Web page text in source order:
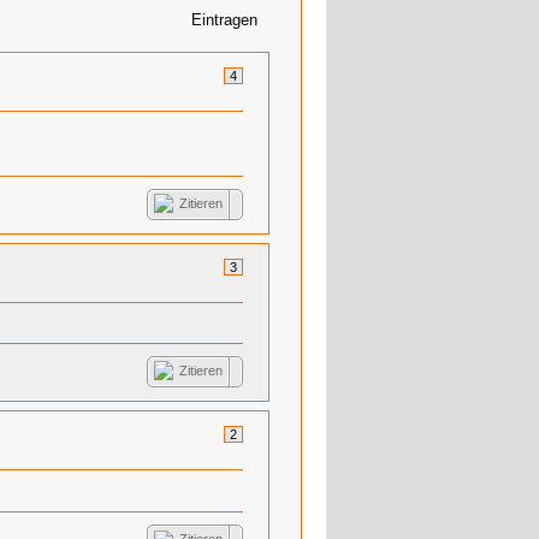
Eintragen
4
Zitieren
3
Zitieren
2